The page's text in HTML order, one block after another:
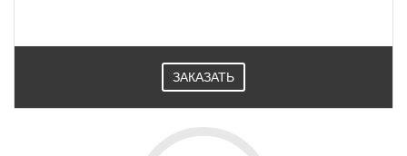
ЗАКАЗАТЬ